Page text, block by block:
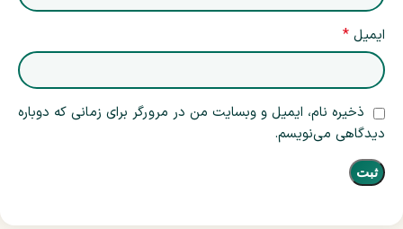
ایمیل *
ذخیره نام، ایمیل و وبسایت من در مرورگر برای زمانی که دوباره
دیدگاهی می‌نویسم.